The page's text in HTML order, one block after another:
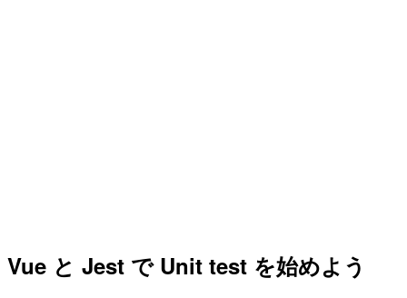
Vue と Jest で Unit test を始めよう